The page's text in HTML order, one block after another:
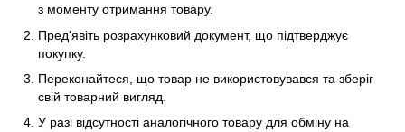
з моменту отримання товару.
Пред'явіть розрахунковий документ, що підтверджує
покупку.
Переконайтеся, що товар не використовувався та зберіг
свій товарний вигляд.
У разі відсутності аналогічного товару для обміну на